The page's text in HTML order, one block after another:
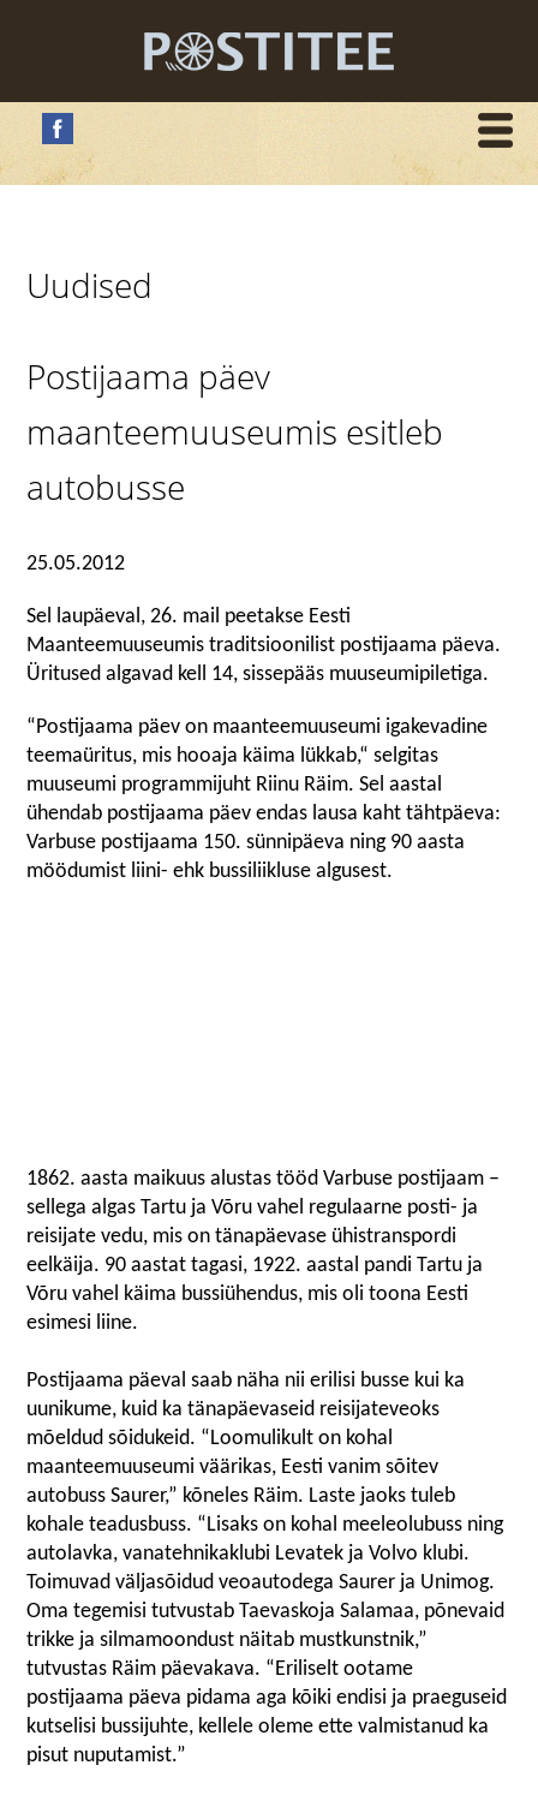
Uudised
Postijaama päev
maanteemuuseumis esitleb
autobusse
25.05.2012
Sel laupäeval, 26. mail peetakse Eesti
Maanteemuuseumis traditsioonilist postijaama päeva.
Üritused algavad kell 14, sissepääs muuseumipiletiga.
“Postijaama päev on maanteemuuseumi igakevadine
teemaüritus, mis hooaja käima lükkab,“ selgitas
muuseumi programmijuht Riinu Räim. Sel aastal
ühendab postijaama päev endas lausa kaht tähtpäeva:
Varbuse postijaama 150. sünnipäeva ning 90 aasta
möödumist liini- ehk bussiliikluse algusest.
1862. aasta maikuus alustas tööd Varbuse postijaam –
sellega algas Tartu ja Võru vahel regulaarne posti- ja
reisijate vedu, mis on tänapäevase ühistranspordi
eelkäija. 90 aastat tagasi, 1922. aastal pandi Tartu ja
Võru vahel käima bussiühendus, mis oli toona Eesti
esimesi liine.
Postijaama päeval saab näha nii erilisi busse kui ka
uunikume, kuid ka tänapäevaseid reisijateveoks
mõeldud sõidukeid. “Loomulikult on kohal
maanteemuuseumi väärikas, Eesti vanim sõitev
autobuss Saurer,” kõneles Räim. Laste jaoks tuleb
kohale teadusbuss. “Lisaks on kohal meeleolubuss ning
autolavka, vanatehnikaklubi Levatek ja Volvo klubi.
Toimuvad väljasõidud veoautodega Saurer ja Unimog.
Oma tegemisi tutvustab Taevaskoja Salamaa, põnevaid
trikke ja silmamoondust näitab mustkunstnik,”
tutvustas Räim päevakava. “Eriliselt ootame
postijaama päeva pidama aga kõiki endisi ja praeguseid
kutselisi bussijuhte, kellele oleme ette valmistanud ka
pisut nuputamist.”